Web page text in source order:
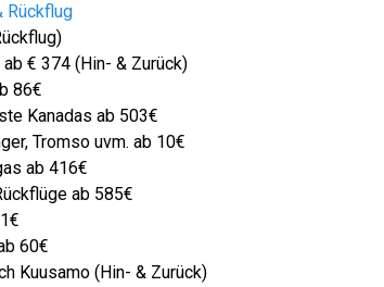
Rückflug
€ 374 (Hin- & Zurück)
86€
Kanadas ab 503€
Tromso uvm. ab 10€
ab 416€
ab 585€
60€
Kuusamo (Hin- & Zurück)